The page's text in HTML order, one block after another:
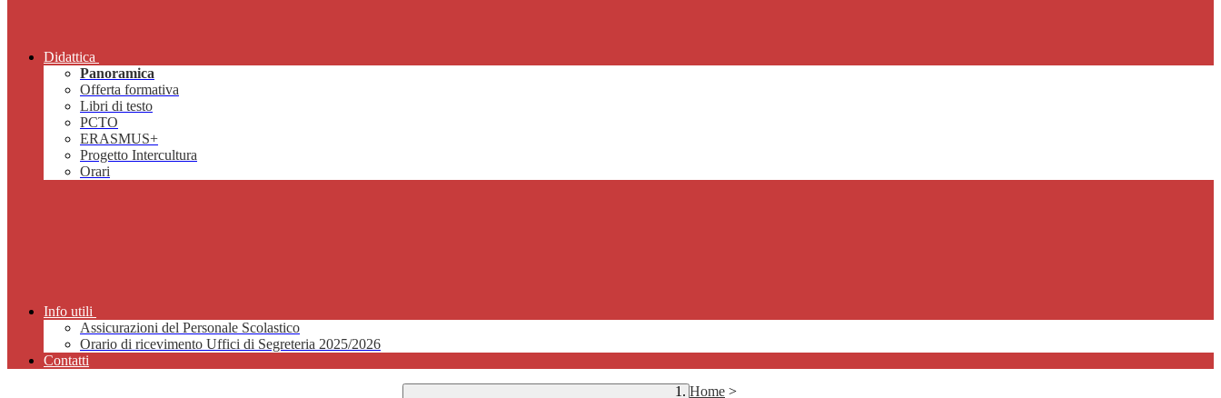
Didattica
Panoramica
Offerta formativa
Libri di testo
PCTO
ERASMUS+
Progetto Intercultura
Orari
Info utili
Assicurazioni del Personale Scolastico
Orario di ricevimento Uffici di Segreteria 2025/2026
Contatti
Home >